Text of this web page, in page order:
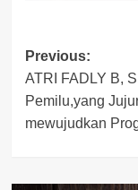
Post
Previous:
ATRI FADLY B,
Pemilu,yang
mewujudkan